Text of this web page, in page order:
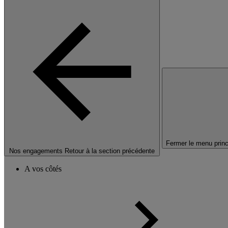
Nos engagements Retour à la section précédente
Fermer le menu
A vos côtés